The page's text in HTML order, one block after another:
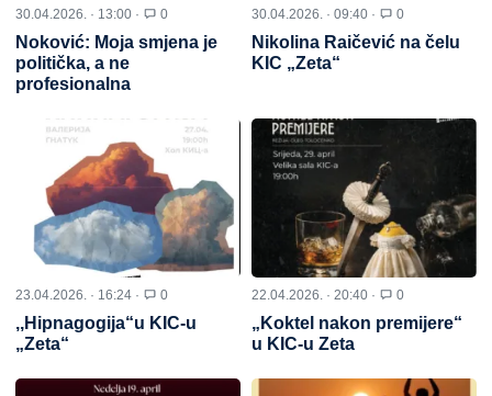
30.04.2026. · 13:00 · 0
Noković: Moja smjena je
politička, a ne
profesionalna
30.04.2026. · 09:40 · 0
Nikolina Raičević na čelu
KIC „Zeta“
23.04.2026. · 16:24 · 0
,,Hipnagogija“u KIC-u
„Zeta“
22.04.2026. · 20:40 · 0
„Koktel nakon premijere“
u KIC-u Zeta